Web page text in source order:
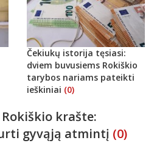
Čekiukų istorija tęsiasi:
dviem buvusiems Rokiškio
tarybos nariams pateikti
ieškiniai (0)
Rokiškio krašte:
gyvąją atmintį (0)